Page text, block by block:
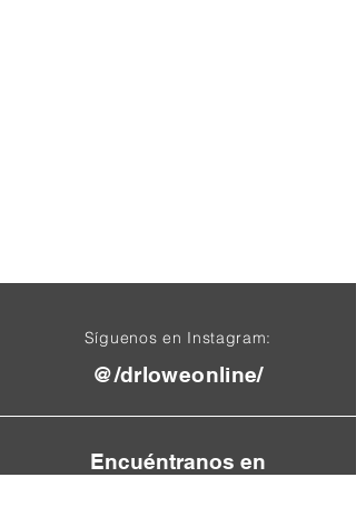
Síguenos en Instagram:
@/drloweonline/
Encuéntranos en